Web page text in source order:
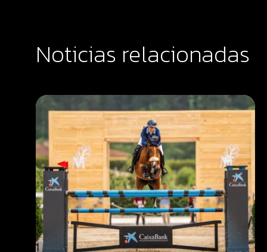
Noticias relacionadas